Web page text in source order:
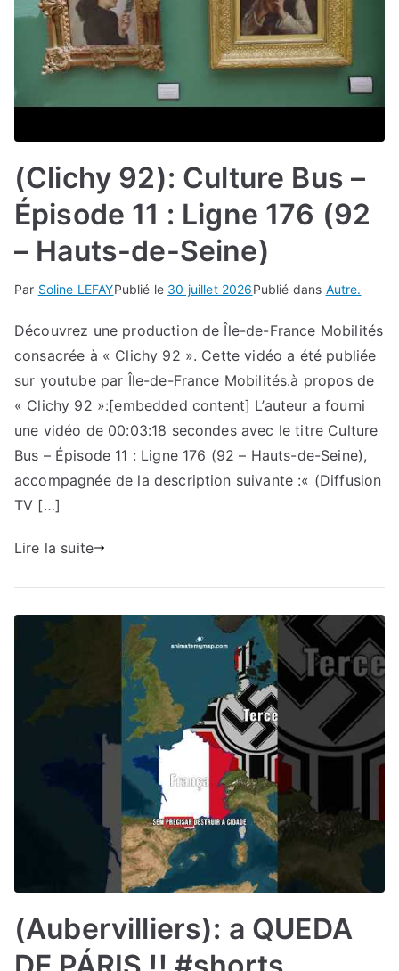
(Clichy 92): Culture Bus –
Épisode 11 : Ligne 176 (92
– Hauts-de-Seine)
Par Soline LEFAYPublié le 30 juillet 2026Publié dans Autre.
Découvrez une production de Île-de-France Mobilités
consacrée à « Clichy 92 ». Cette vidéo a été publiée
sur youtube par Île-de-France Mobilités.à propos de
« Clichy 92 »:[embedded content] L’auteur a fourni
une vidéo de 00:03:18 secondes avec le titre Culture
Bus – Épisode 11 : Ligne 176 (92 – Hauts-de-Seine),
accompagnée de la description suivante :« (Diffusion
TV […]
Lire la suite
(Aubervilliers): a QUEDA